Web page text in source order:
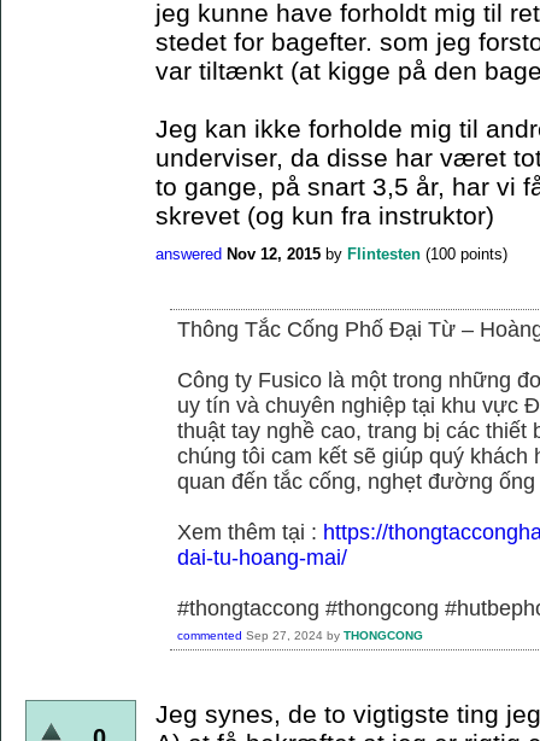
jeg kunne have forholdt mig til
stedet for bagefter. som jeg
var tiltænkt (at kigge på den
Jeg kan ikke forholde mig til
underviser, da disse har været
to gange, på snart 3,5 år, har vi
skrevet (og kun fra instruktor)
answered Nov 12, 2015 by Flintesten (100 points)
Thông Tắc Cống Phố Đại Từ –
Công ty Fusico là một trong những
uy tín và chuyên nghiệp tại khu vực
thuật tay nghề cao, trang bị các thiết
chúng tôi cam kết sẽ giúp quý
quan đến tắc cống, nghẹt đường
Xem thêm tại : https://
dai-tu-hoang-mai/
#thongtaccong #thongcong
commented Sep 27, 2024 by THONGCONG
Jeg synes, de to vigtigste ting